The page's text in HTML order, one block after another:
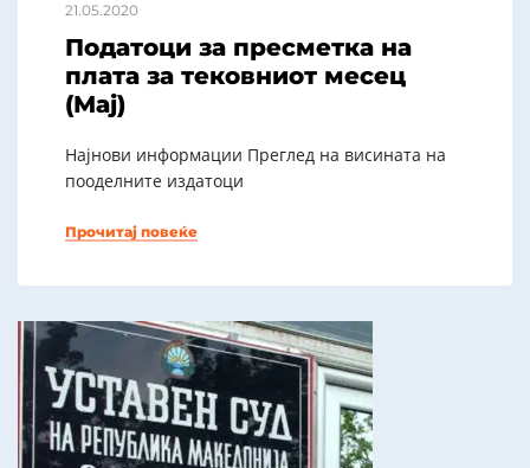
21.05.2020
Податоци за пресметка на
плата за тековниот месец
(Мај)
Најнови информации Преглед на висината на
пооделните издатоци
Прочитај повеќе